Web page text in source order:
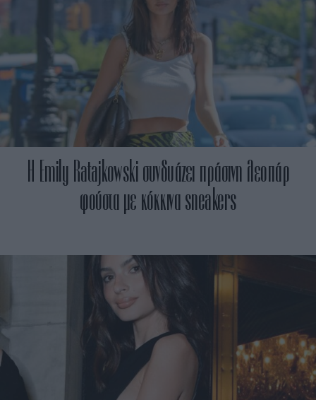
H Emily Ratajkowski συνδυάζει πράσινη λεοπάρ
φούστα με κόκκινα sneakers